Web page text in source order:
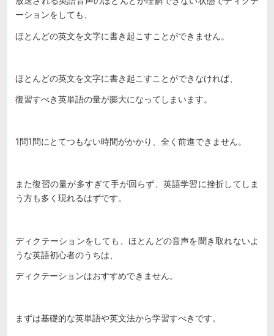
ーションをしても、
ほとんどの英文を文字に書き起こすことができません。
ほとんどの英文を文字に書き起こすことができなければ、
復習すべき英単語の量が膨大になってしまいます。
1問1問にとてつもない時間がかかり、全く前進できません。
また復習の量が多すぎて手が回らず、英語学習に挫折してしま
う方も多く現れるはずです。
ディクテーションをしても、ほとんどの音声を聞き取れないよ
うな英語初心者のうちは、
ディクテーションはおすすめできません。
まずは基礎的な英単語や英文法から学習すべきです。